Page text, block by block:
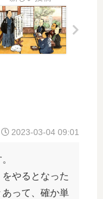
の
こ
の
話
ー
2023-03-04 09:01
やるとなった
って、確か単